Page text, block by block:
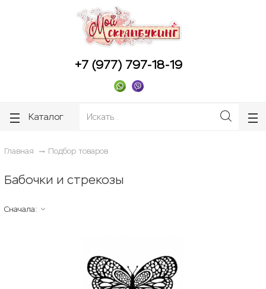
+7 (977) 797-18-19
Каталог
Главная Подбор товаров
Бабочки и стрекозы
Сначала: